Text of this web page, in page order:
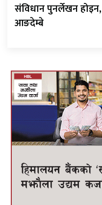
संविधान पुनर्लेखन
आङदेम्बे